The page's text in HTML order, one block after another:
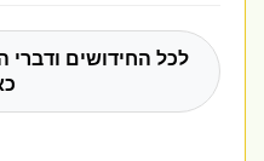
לכל החידושים ודברי